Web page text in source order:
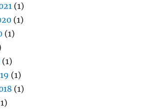
(1)
(1)
(1)
(1)
(1)
(1)